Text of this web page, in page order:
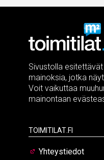
Sivustolla
mainoksia, jotka
Voit vaikuttaa
mainontaan
Toimitilat.fi
Yhteystiedot